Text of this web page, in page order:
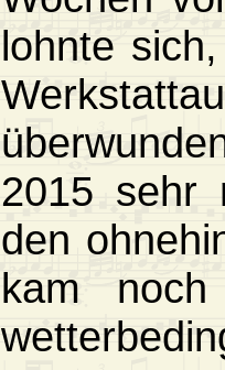
lohnte
2015 sehr
den
kam